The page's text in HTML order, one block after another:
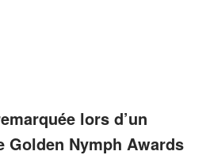
lors d’un
Nymph Awards